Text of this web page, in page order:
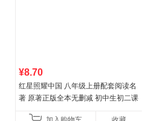
¥8.70
红星照耀中国 八年级上册配套阅读名
著 原著正版全本无删减 初中生初二课